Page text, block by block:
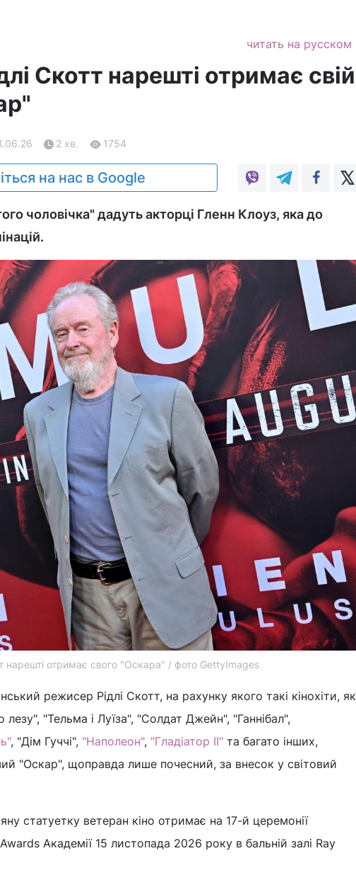
читать на русском
Скотт нарешті отримає свій
2 хв. 1754
на нас в Google
чоловічка" дадуть акторці Гленн Клоуз, яка до
нарешті отримає свого "Оскара" / фото GettyImages
режисер Рідлі Скотт, на рахунку якого такі кінохіти, як
"Тельма і Луїза", "Солдат Джейн", "Ганнібал",
, "Дім Гуччі", "Наполеон", "Гладіатор II" та багато інших,
"Оскар", щоправда лише почесний, за внесок у світовий
статуетку ветеран кіно отримає на 17-й церемонії
Академії 15 листопада 2026 року в бальній залі Ray